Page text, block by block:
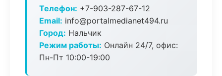
Телефон: +7-903-287-67-12
Email: info@portalmedianet494.ru
Город: Нальчик
Режим работы: Онлайн 24/7, офис:
Пн-Пт 10:00-19:00